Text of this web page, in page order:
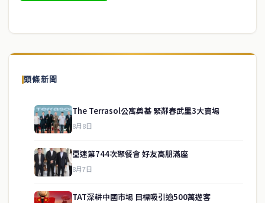
頭條新聞
The Terrasol公寓奠基 緊鄰春武里3大賣場
8月8日
亞速第744次聚餐會 好友高朋滿座
8月7日
TAT深耕中國市場 目標吸引逾500萬遊客